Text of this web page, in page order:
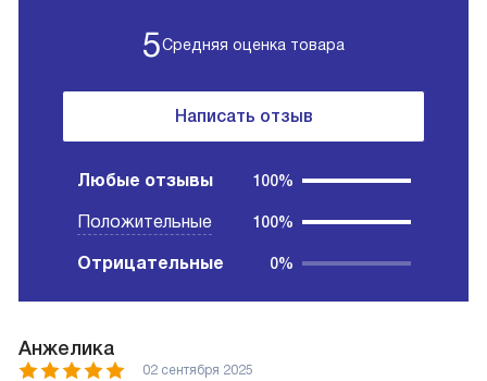
5Средняя оценка товара
Написать отзыв
Любые отзывы 100%
Положительные 100%
Отрицательные 0%
Анжелика
02 сентября 2025